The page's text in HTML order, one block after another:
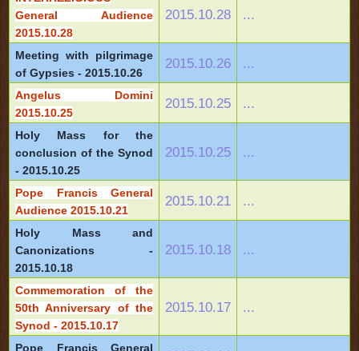
General Audience
2015.10.28
2015.10.28 ...
Meeting with pilgrimage
of Gypsies - 2015.10.26
2015.10.26 ...
Angelus Domini
2015.10.25
2015.10.25 ...
Holy Mass for the
conclusion of the Synod
- 2015.10.25
2015.10.25 ...
Pope Francis General
Audience 2015.10.21
2015.10.21 ...
Holy Mass and
Canonizations -
2015.10.18
2015.10.18 ...
Commemoration of the
50th Anniversary of the
Synod - 2015.10.17
2015.10.17 ...
Pope Francis General